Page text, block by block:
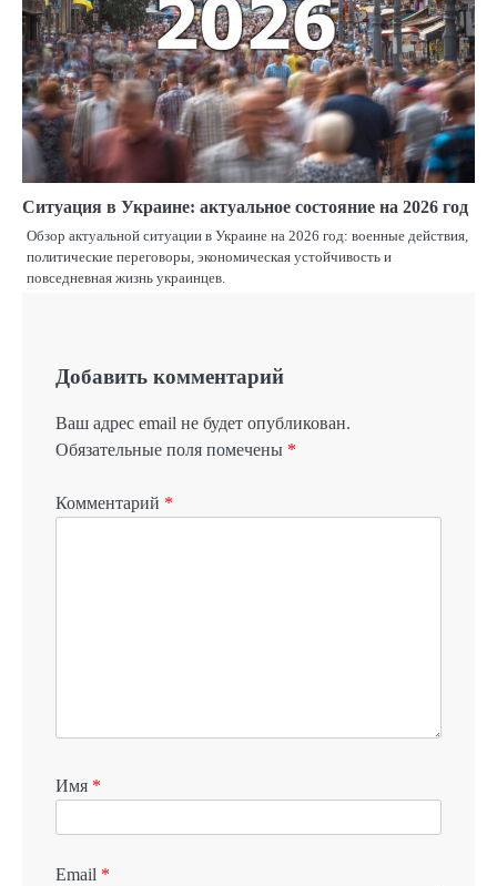
Ситуация в Украине: актуальное состояние на 2026 год
Обзор актуальной ситуации в Украине на 2026 год: военные действия,
политические переговоры, экономическая устойчивость и
повседневная жизнь украинцев.
Добавить комментарий
Ваш адрес email не будет опубликован.
Обязательные поля помечены *
Комментарий *
Имя *
Email *